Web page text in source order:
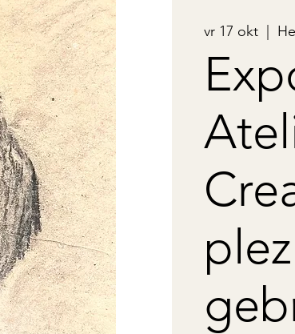
vr 17 okt